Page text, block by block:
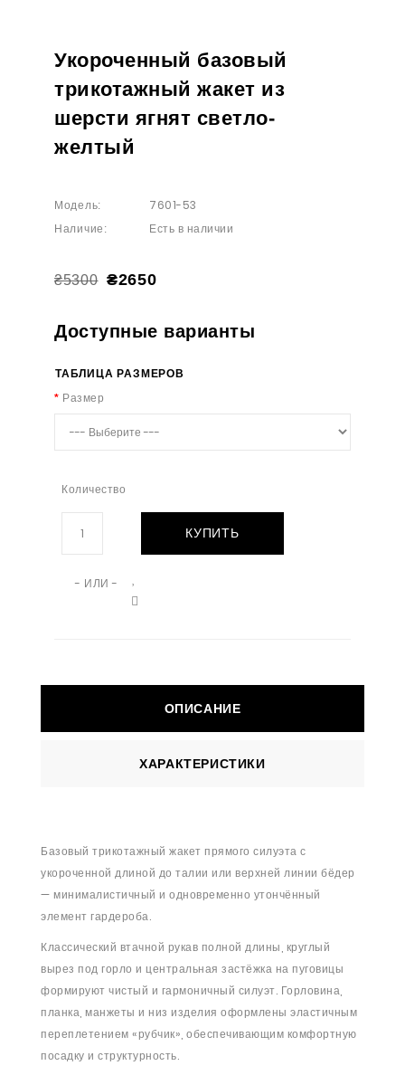
Укороченный базовый
трикотажный жакет из
шерсти ягнят светло-
желтый
Модель: 7601-53
Наличие: Есть в наличии
₴5300 ₴2650
Доступные варианты
ТАБЛИЦА РАЗМЕРОВ
Размер
Количество
КУПИТЬ
- ИЛИ -
ОПИСАНИЕ
ХАРАКТЕРИСТИКИ
Базовый трикотажный жакет прямого силуэта с
укороченной длиной до талии или верхней линии бёдер
— минималистичный и одновременно утончённый
элемент гардероба.
Классический втачной рукав полной длины, круглый
вырез под горло и центральная застёжка на пуговицы
формируют чистый и гармоничный силуэт. Горловина,
планка, манжеты и низ изделия оформлены эластичным
переплетением «рубчик», обеспечивающим комфортную
посадку и структурность.